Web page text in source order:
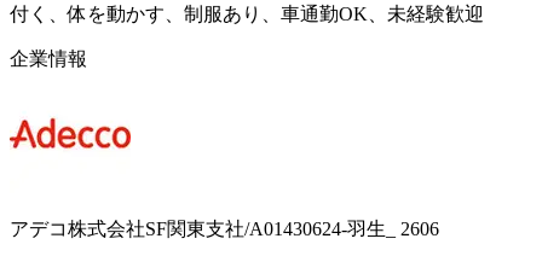
付く、体を動かす、制服あり、車通勤OK、未経験歓迎
企業情報
アデコ株式会社SF関東支社/A01430624-羽生_ 2606